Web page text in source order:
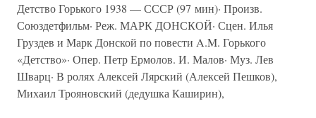
Детство Горького 1938 — СССР (97 мин)· Произв.
Союздетфильм· Реж. МАРК ДОНСКОЙ· Сцен. Илья
Груздев и Марк Донской по повести A.M. Горького
«Детство»· Опер. Петр Ермолов. И. Малов· Муз. Лев
Шварц· В ролях Алексей Лярский (Алексей Пешков),
Михаил Трояновский (дедушка Каширин),